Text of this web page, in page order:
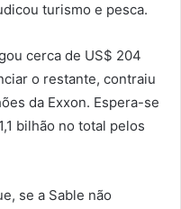
turismo e pesca.
cerca de US$ 204
o restante, contraiu
da Exxon. Espera-se
bilhão no total pelos
se a Sable não